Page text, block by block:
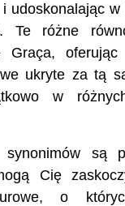
udoskonalając w
Te różne
Graça,
ukryte za tą
w
są
Cię
o